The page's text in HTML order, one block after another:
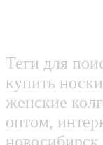
Теги для
купить
женские
оптом,